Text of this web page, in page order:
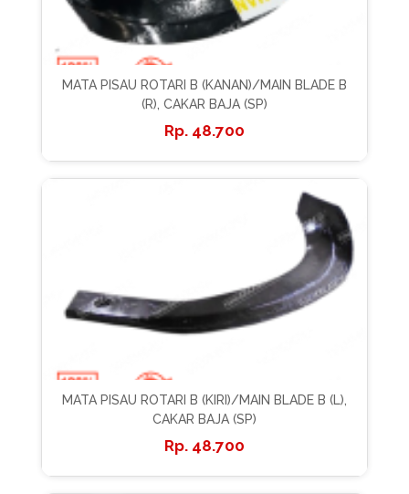
MATA PISAU ROTARI B (KANAN)/MAIN BLADE B
(R), CAKAR BAJA (SP)
48.700
MATA PISAU ROTARI B (KIRI)/MAIN BLADE B (L),
CAKAR BAJA (SP)
48.700